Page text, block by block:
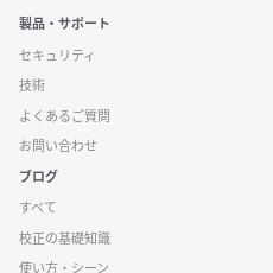
製品・サポート
セキュリティ
技術
よくあるご質問
お問い合わせ
ブログ
すべて
校正の基礎知識
使い方・シーン